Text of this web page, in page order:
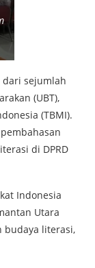
dari sejumlah
(UBT),
(TBMI).
di DPRD
Indonesia
Utara
budaya literasi,